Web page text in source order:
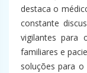
destaca o
constante
vigilantes para
familiares e
soluções para o